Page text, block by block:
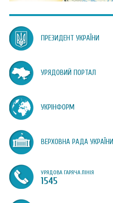
ПРЕЗИДЕНТ УКРАЇНИ
УРЯДОВИЙ ПОРТАЛ
УКРІНФОРМ
ВЕРХОВНА РАДА УКРАЇНИ
УРЯДОВА ГАРЯЧА ЛІНІЯ
1545